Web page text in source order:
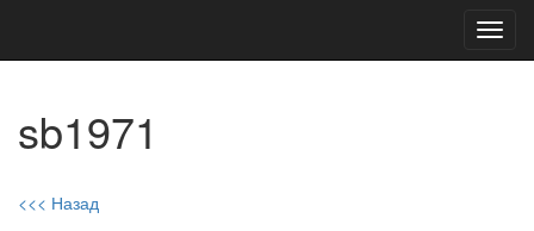
sb1971
<<< Назад